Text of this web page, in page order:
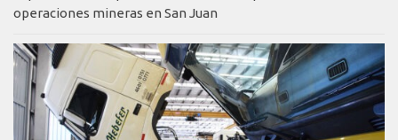
operaciones mineras en San Juan